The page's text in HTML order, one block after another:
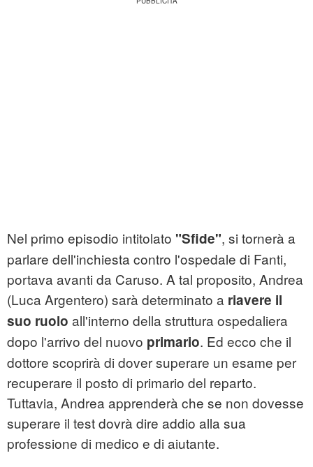
Nel primo episodio intitolato "Sfide", si tornerà a
parlare dell'inchiesta contro l'ospedale di Fanti,
portava avanti da Caruso. A tal proposito, Andrea
(Luca Argentero) sarà determinato a riavere il
suo ruolo all'interno della struttura ospedaliera
dopo l'arrivo del nuovo primario. Ed ecco che il
dottore scoprirà di dover superare un esame per
recuperare il posto di primario del reparto.
Tuttavia, Andrea apprenderà che se non dovesse
superare il test dovrà dire addio alla sua
professione di medico e di aiutante.